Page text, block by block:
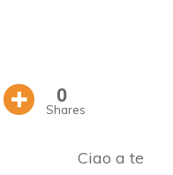
0
Shares
Ciao a te